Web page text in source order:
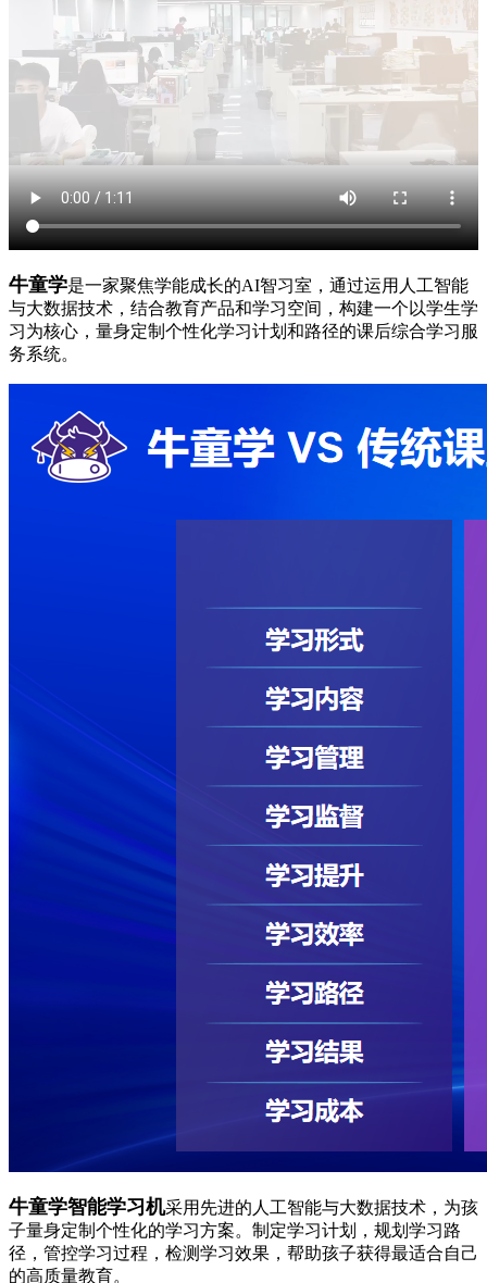
牛童学是一家聚焦学能成长的AI智习室，通过运用人工智能
与大数据技术，结合教育产品和学习空间，构建一个以学生学
习为核心，量身定制个性化学习计划和路径的课后综合学习服
务系统。
牛童学智能学习机采用先进的人工智能与大数据技术，为孩
子量身定制个性化的学习方案。制定学习计划，规划学习路
径，管控学习过程，检测学习效果，帮助孩子获得最适合自己
的高质量教育。